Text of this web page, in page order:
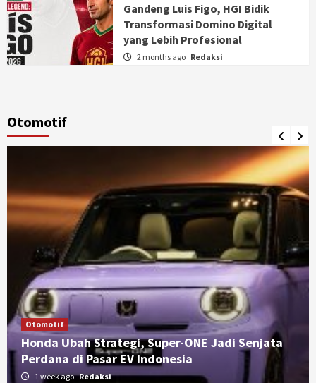
Gandeng Luis Figo, HGI Bidik
Transformasi Domino Digital
yang Lebih Profesional
2 months ago Redaksi
Otomotif
Otomotif
Honda Ubah Strategi, Super-ONE Jadi Senjata
Perdana di Pasar EV Indonesia
1 week ago Redaksi